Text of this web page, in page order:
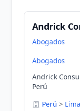
Andrick
Abogados
Abogados
Andrick
Perú
Perú > Lima